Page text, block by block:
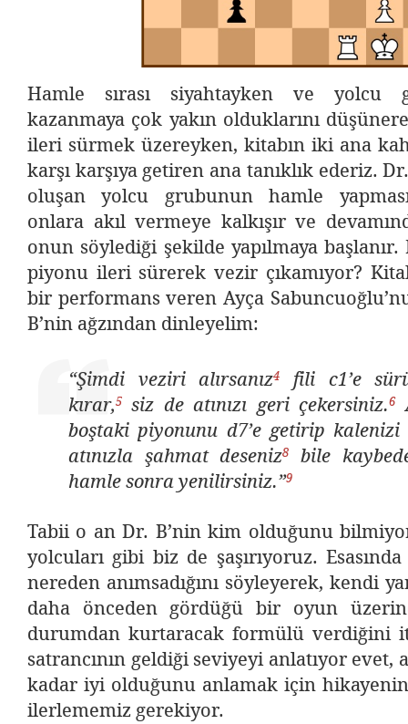
Hamle sırası siyahtayken ve yolcu
kazanmaya çok yakın olduklarını
ileri sürmek üzereyken, kitabın iki ana
karşı karşıya getiren ana tanıklık ederiz.
oluşan yolcu grubunun hamle
onlara akıl vermeye kalkışır ve
onun söylediği şekilde yapılmaya
piyonu ileri sürerek vezir çıkamıyor?
bir performans veren Ayça
B’nin ağzından dinleyelim:
“Şimdi veziri alırsanız4
fili c1’e
kırar,5 siz de atınızı geri çekersiniz.6
boştaki piyonunu d7’e getirip
atınızla şahmat deseniz8
bile
hamle sonra yenilirsiniz.”9
Tabii o an Dr. B’nin kim olduğunu
yolcuları gibi biz de şaşırıyoruz.
nereden anımsadığını söyleyerek, kendi
daha önceden gördüğü bir oyun
durumdan kurtaracak formülü verdiğini
satrancının geldiği seviyeyi anlatıyor evet,
kadar iyi olduğunu anlamak için
ilerlememiz gerekiyor.